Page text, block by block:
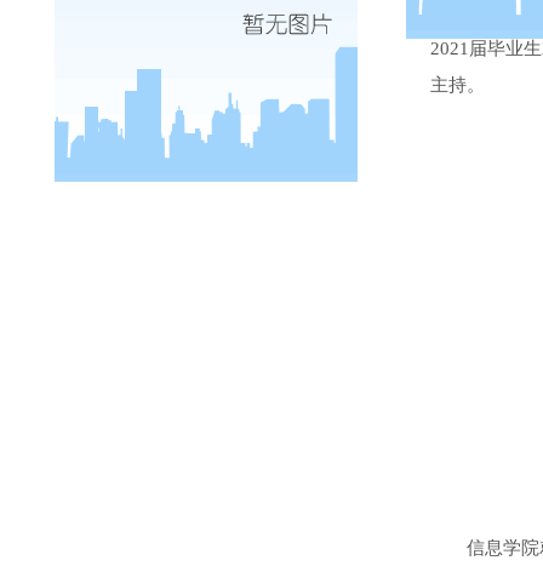
为落实
2021届毕业
主持。
信息学